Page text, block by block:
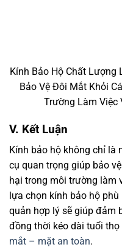
Kính Bảo Hộ Chất Lượng
Bảo Vệ Đôi Mắt Khỏi
Trường Làm Việc
V. Kết Luận
Kính bảo hộ không chỉ là
cụ quan trọng giúp bảo
hại trong môi trường làm
lựa chọn kính bảo hộ
quản hợp lý sẽ giúp đảm
đồng thời kéo dài tuổi
mắt – mặt an toàn.